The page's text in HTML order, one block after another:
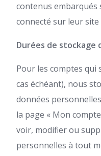
contenus embarqués
connecté sur leur site
Durées de stockage
Pour les comptes qui
cas échéant), nous
données
la page « Mon
voir, modifier ou
personnelles à tout